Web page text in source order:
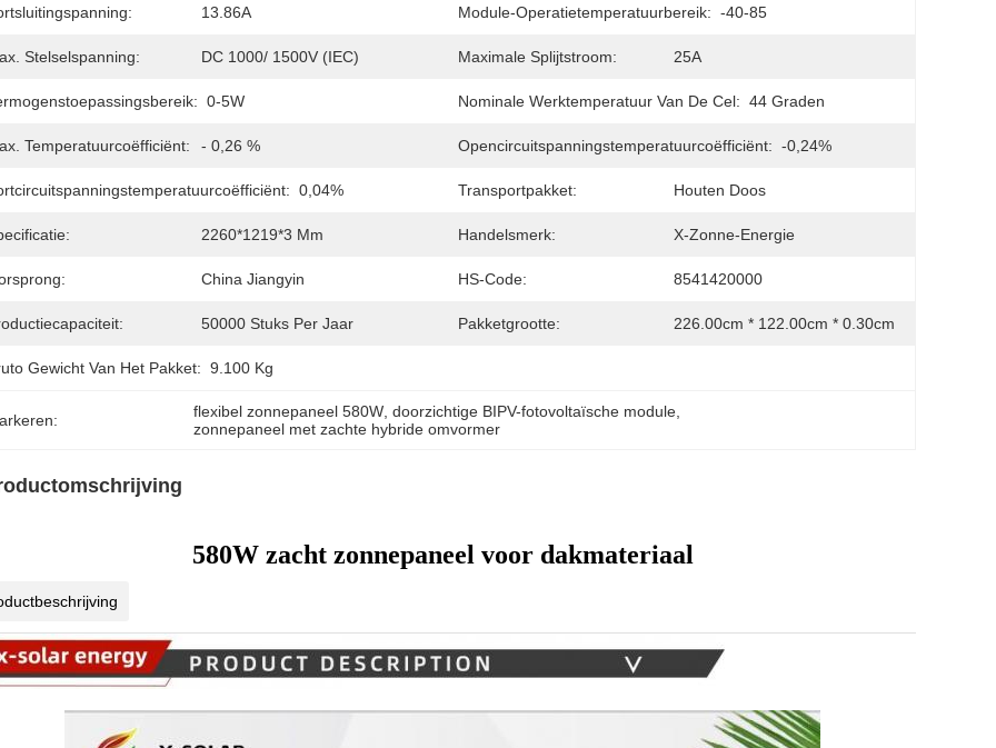
13.86A Module-Operatietemperatuurbereik: -40-85
Stelselspanning: DC 1000/ 1500V (IEC) Maximale Splijtstroom: 25A
0-5W Nominale Werktemperatuur Van De Cel: 44 Graden
Temperatuurcoëfficiënt: - 0,26 % Opencircuitspanningstemperatuurcoëfficiënt: -0,24%
0,04% Transportpakket: Houten Doos
2260*1219*3 Mm Handelsmerk: X-Zonne-Energie
China Jiangyin HS-Code: 8541420000
50000 Stuks Per Jaar Pakketgrootte: 226.00cm * 122.00cm * 0.30cm
Gewicht Van Het Pakket: 9.100 Kg
flexibel zonnepaneel 580W , doorzichtige BIPV-fotovoltaïsche module
zonnepaneel met zachte hybride omvormer
580W zacht zonnepaneel voor dakmateriaal